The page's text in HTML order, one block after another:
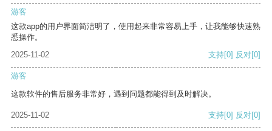
游客
这款app的用户界面简洁明了，使用起来非常容易上手，让我能够快速熟
悉操作。
2025-11-02
支持[0] 反对[0]
游客
这款软件的售后服务非常好，遇到问题都能得到及时解决。
2025-11-02 支持[0] 反对[0]